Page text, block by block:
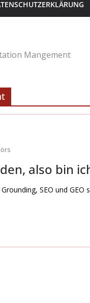
Mangement
also bin
SEO und